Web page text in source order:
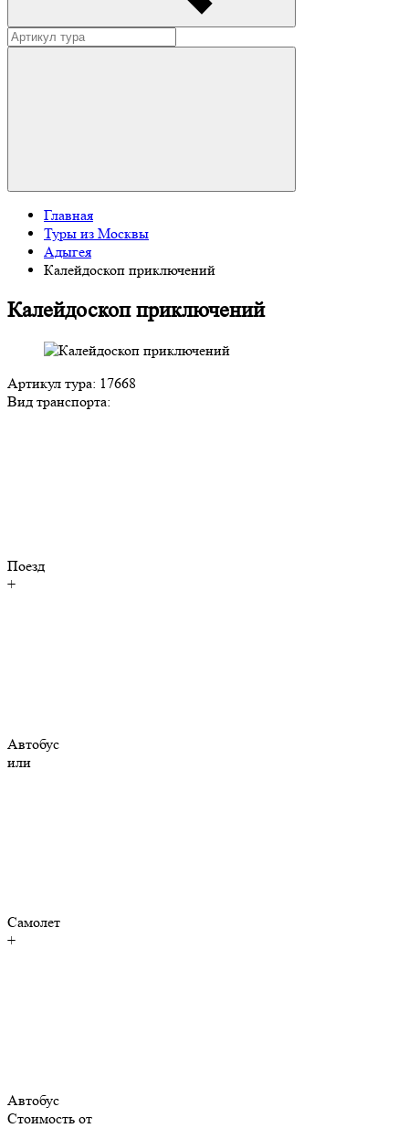
Главная
Туры из Москвы
Адыгея
Калейдоскоп приключений
Калейдоскоп приключений
Артикул тура: 17668
Вид транспорта:
Поезд
+
Автобус
или
Самолет
+
Автобус
Стоимость от